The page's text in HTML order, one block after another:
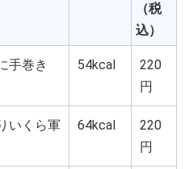
（税
込）
手巻き
54kcal
220
円
いくら軍
64kcal
220
円